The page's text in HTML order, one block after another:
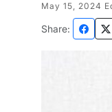
May 15, 2024
Share: